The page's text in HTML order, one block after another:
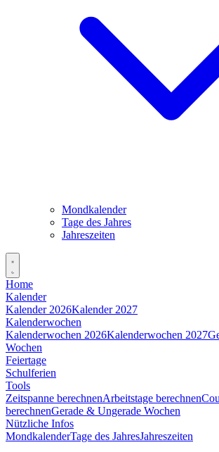
Mondkalender
Tage des Jahres
Jahreszeiten
Home
Kalender
Kalender 2026Kalender 2027
Kalenderwochen
Kalenderwochen 2026Kalenderwochen 2027
Wochen
Feiertage
Schulferien
Tools
Zeitspanne berechnenArbeitstage berechnen
berechnenGerade & Ungerade Wochen
Nützliche Infos
MondkalenderTage des JahresJahreszeiten